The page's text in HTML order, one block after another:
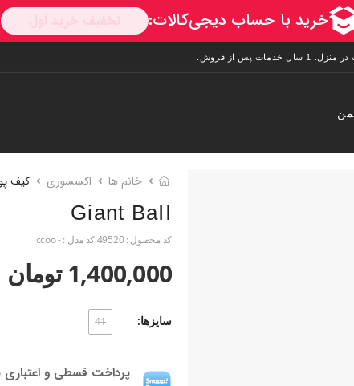
خانم ها اکسسوری کیف
Giant BaII
کد محصول :49520کد مدل :- ccoo
1,400,000 تومان
سایزها: 41
پرداخت قسطی و اعتباری